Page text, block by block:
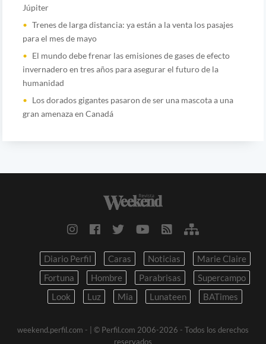
Júpiter
Trenes de larga distancia: ya están a la venta los pasajes
para el mes de mayo
El mundo debe frenar las emisiones de gases de efecto
invernadero en tres años para asegurar el futuro de la
humanidad
Los dorados gigantes pasaron de ser una mascota a una
gran amenaza en Canadá
Diario Perfil Caras Noticias
Marie Claire
Fortuna
Hombre Parabrisas
Supercampo
Look
Luz Mia Lunateen BATimes
weekend.perfil.com -
| © Perfil.com 2006-2026 - Todos los derechos
reservados